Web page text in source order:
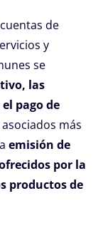
de
y
se
las
pago de
más
emisión de
por la
productos de